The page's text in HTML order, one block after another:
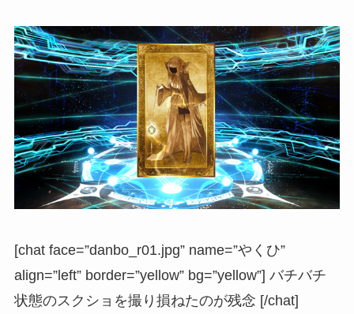
[chat face=”danbo_r01.jpg” name=”やくひ”
align=”left” border=”yellow” bg=”yellow”] バチバチ
状態のスクショを撮り損ねたのが残念 [/chat]